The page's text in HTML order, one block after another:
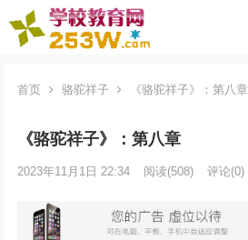
首页 骆驼祥子 《骆驼祥子》：第八章
《骆驼祥子》：第八章
2023年11月1日 22:34 阅读(508) 评论(0)